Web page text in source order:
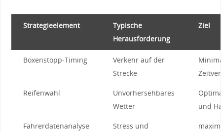
Strategieelement
Typische
Herausforderung
Ziel
Boxenstopp-Timing
Verkehr auf der⁢
Strecke
Reifenwahl
Unvorhersehbares
Wetter
und
Fahrerdatenanalyse
Stress und